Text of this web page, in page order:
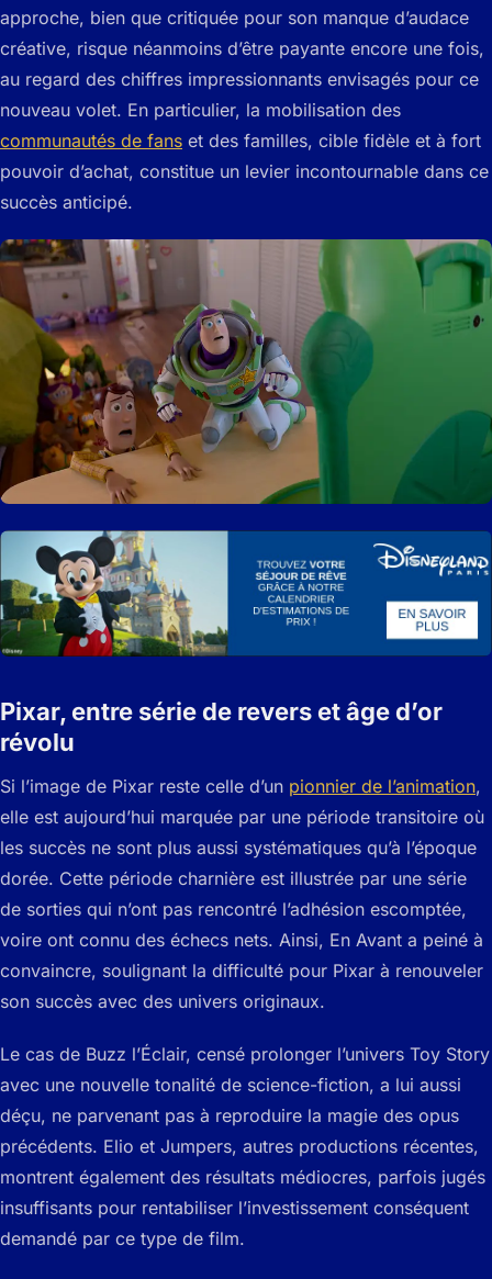
approche, bien que critiquée pour son manque d’audace
créative, risque néanmoins d’être payante encore une fois,
au regard des chiffres impressionnants envisagés pour ce
nouveau volet. En particulier, la mobilisation des
communautés de fans et des familles, cible fidèle et à fort
pouvoir d’achat, constitue un levier incontournable dans ce
succès anticipé.
Pixar, entre série de revers et âge d’or
révolu
Si l’image de Pixar reste celle d’un pionnier de l’animation,
elle est aujourd’hui marquée par une période transitoire où
les succès ne sont plus aussi systématiques qu’à l’époque
dorée. Cette période charnière est illustrée par une série
de sorties qui n’ont pas rencontré l’adhésion escomptée,
voire ont connu des échecs nets. Ainsi, En Avant a peiné à
convaincre, soulignant la difficulté pour Pixar à renouveler
son succès avec des univers originaux.
Le cas de Buzz l’Éclair, censé prolonger l’univers Toy Story
avec une nouvelle tonalité de science-fiction, a lui aussi
déçu, ne parvenant pas à reproduire la magie des opus
précédents. Elio et Jumpers, autres productions récentes,
montrent également des résultats médiocres, parfois jugés
insuffisants pour rentabiliser l’investissement conséquent
demandé par ce type de film.